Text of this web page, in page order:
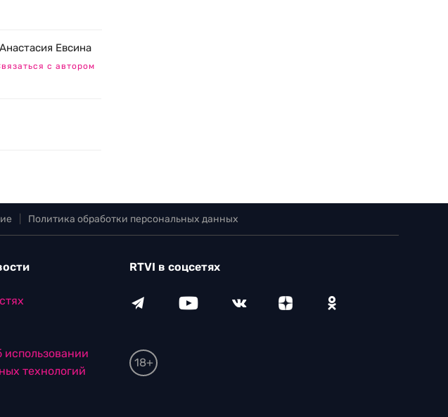
Анастасия Евсина
с автором
Политика обработки персональных данных
использовании
технологий
RTVI в соцсетях
18+